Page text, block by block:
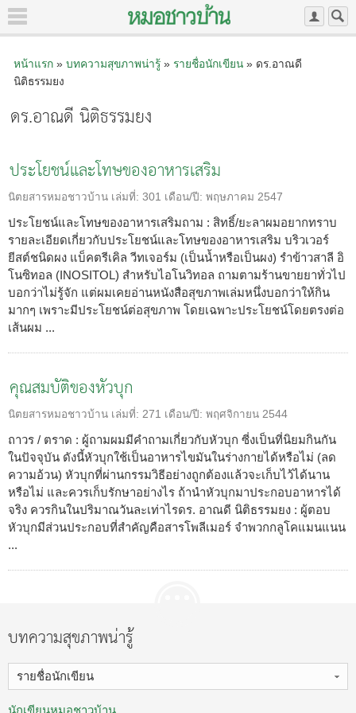
หน้าแรก» บทความสุขภาพน่ารู้» รายชื่อนักเขียน» ดร.อาณดี
นิติธรรมยง
ดร.อาณดี นิติธรรมยง
ประโยชน์และโทษของอาหารเสริม
นิตยสารหมอชาวบ้าน เล่มที่: 301 เดือน/ปี: พฤษภาคม 2547
ประโยชน์และโทษของอาหารเสริมถาม : สิทธิ์/ยะลาผมอยากทราบ
รายละเอียดเกี่ยวกับประโยชน์และโทษของอาหารเสริม บริวเวอร์
ยีสต์ชนิดผง แบ็คตรีเคิล วีทเจอร์ม (เป็นน้ำหรือเป็นผง) รำข้าวสาลี อิ
โนซิทอล (INOSITOL) สำหรับไอโนวิทอล ถามตามร้านขายยาทั่วไป
บอกว่าไม่รู้จัก แต่ผมเคยอ่านหนังสือสุขภาพเล่มหนึ่งบอกว่าให้กิน
มากๆ เพราะมีประโยชน์ต่อสุขภาพ โดยเฉพาะประโยชน์โดยตรงต่อ
เส้นผม ...
คุณสมบัติของหัวบุก
นิตยสารหมอชาวบ้าน เล่มที่: 271 เดือน/ปี: พฤศจิกายน 2544
ถาวร / ตราด : ผู้ถามผมมีคำถามเกี่ยวกับหัวบุก ซี่งเป็นที่นิยมกินกัน
ในปัจจุบัน ดังนี้หัวบุกใช้เป็นอาหารไขมันในร่างกายได้หรือไม่ (ลด
ความอ้วน) หัวบุกที่ผ่านกรรมวิธีอย่างถูกต้องแล้วจะเก็บไว้ได้นาน
หรือไม่ และควรเก็บรักษาอย่างไร ถ้านำหัวบุกมาประกอบอาหารได้
จริง ควรกินในปริมาณวันละเท่าไรดร. อาณดี นิติธรรมยง : ผู้ตอบ
หัวบุกมีส่วนประกอบที่สำคัญคือสารโพลีเมอร์ จำพวกกลูโคแมนแนน
...
บทความสุขภาพน่ารู้
รายชื่อนักเขียน
นักเขียนหมอชาวบ้าน